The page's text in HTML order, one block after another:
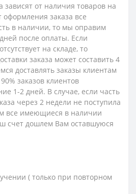
зависят от наличия товаров на
оформления заказа все
в наличии, то мы оправим
после оплаты. Если
на складе, то
заказа может составить 4
доставлять заказы клиентам
заказов клиентов
1-2 дней. В случае, если часть
через 2 недели не поступила
все имеющиеся в наличии
счет дошлем Вам оставшуюся
( только при повторном